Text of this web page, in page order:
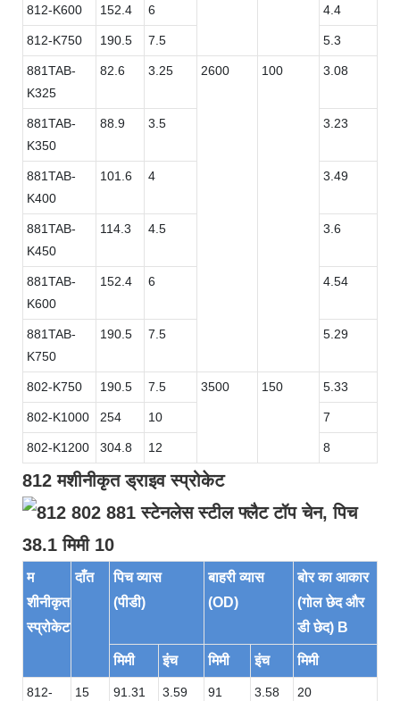
812-K600 152.4 6 4.4
812-K750 190.5 7.5 5.3
881TAB-
K325
82.6 3.25 2600 100 3.08
881TAB-
K350
88.9 3.5 3.23
881TAB-
K400
101.6 4 3.49
881TAB-
K450
114.3 4.5 3.6
881TAB-
K600
152.4 6 4.54
881TAB-
K750
190.5 7.5 5.29
802-K750 190.5 7.5 3500 150 5.33
802-K1000 254 10 7
802-K1200 304.8 12 8
812 मशीनीकृत ड्राइव स्प्रोकेट
म
शीनीकृत
स्प्रोकेट
दाँत
पिच व्यास
(पीडी)
बाहरी व्यास
(OD)
बोर का आकार
(गोल छेद और
डी छेद) B
मिमी इंच मिमी इंच मिमी
812-
15 91.31 3.59 91 3.58 20